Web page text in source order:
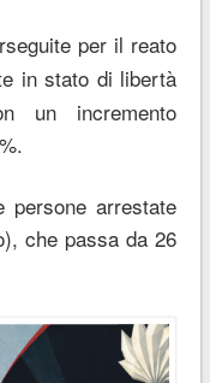
per il reato
in stato di libertà
un incremento
arrestate
che passa da 26